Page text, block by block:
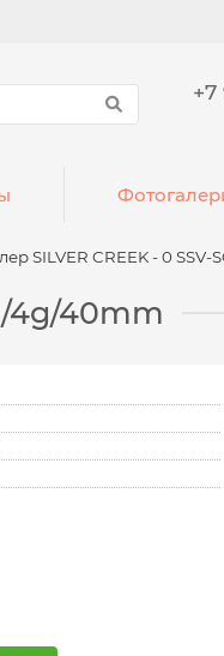
SILVER CREEK - 0
4g/40mm